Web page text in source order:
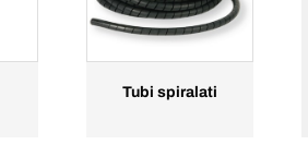
Tubi spiralati